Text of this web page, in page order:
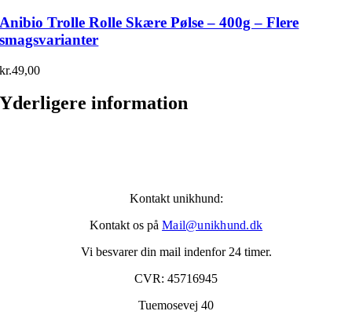
Anibio Trolle Rolle Skære Pølse – 400g – Flere
smagsvarianter
kr.49,00
Yderligere information
Kontakt unikhund:
Kontakt os på Mail@unikhund.dk
Vi besvarer din mail indenfor 24 timer.
CVR: 45716945
Tuemosevej 40